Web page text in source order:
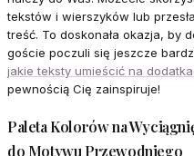
tekstów i wierszyków lub
treść. To doskonała okazja, by
goście poczuli się jeszcze
jakie teksty umieścić na
pewnością Cię zainspiruje!
Paleta Kolorów na
do Motywu Przewodniego